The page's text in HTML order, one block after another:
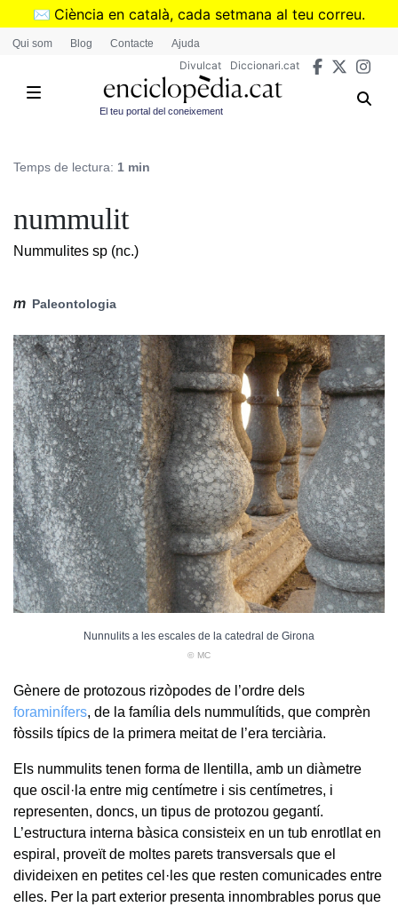
Vés
✉️ Ciència en català, cada setmana al teu correu.
➜Subscriu-te al butlletí de Divulcat
Qui som Blog Contacte Ajuda
Divulcat Diccionari.cat
El teu portal del coneixement
Temps de lectura: 1 min
nummulit
Nummulites sp (nc.)
m Paleontologia
Nunnulits a les escales de la catedral de Girona
© MC
Gènere de protozous rizòpodes de l’ordre dels
foraminífers, de la família dels nummulítids, que comprèn
fòssils típics de la primera meitat de l’era terciària.
Els nummulits tenen forma de llentilla, amb un diàmetre
que oscil·la entre mig centímetre i sis centímetres, i
representen, doncs, un tipus de protozou gegantí.
L’estructura interna bàsica consisteix en un tub enrotllat en
espiral, proveït de moltes parets transversals que el
divideixen en petites cel·les que resten comunicades entre
elles. Per la part exterior presenta innombrables porus que